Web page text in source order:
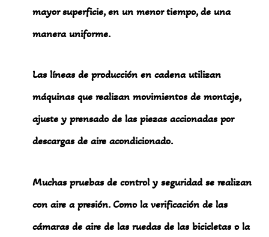
mayor superficie, en un menor tiempo, de una
manera uniforme.
Las líneas de producción en cadena utilizan
máquinas que realizan movimientos de montaje,
ajuste y prensado de las piezas accionadas por
descargas de aire acondicionado.
Muchas pruebas de control y seguridad se realizan
con aire a presión. Como la verificación de las
cámaras de aire de las ruedas de las bicicletas o la